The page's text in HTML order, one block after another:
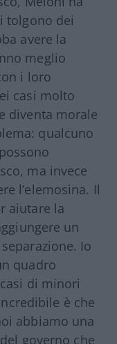
tolgono dei
avere la
meglio
i loro
casi molto
diventa morale
qualcuno
ma invece
l’elemosina. Il
aiutare la
un
Io
quadro
di minori
è che
abbiamo una
governo che